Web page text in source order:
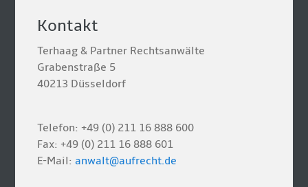
Kontakt
Terhaag & Partner Rechtsanwälte
Grabenstraße 5
40213 Düsseldorf
Telefon: +49 (0) 211 16 888 600
Fax: +49 (0) 211 16 888 601
E-Mail:anwalt@aufrecht.de